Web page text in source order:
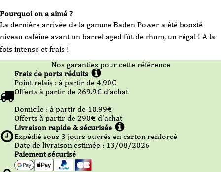
Pourquoi on a aimé ?
La dernière arrivée de la gamme Baden Power a été boosté
niveau caféine avant un barrel aged fût de rhum, un régal ! A la
fois intense et frais !
Nos garanties pour cette référence
Frais de ports réduits
Point relais : à partir de 4,90€
Offerts à partir de 269.9€ d’achat
Domicile : à partir de 10.99€
Offerts à partir de 290€ d’achat
Livraison rapide & sécurisée
Expédié sous 3 jours ouvrés en carton renforcé
Date de livraison estimée : 13/08/2026
Paiement sécurisé